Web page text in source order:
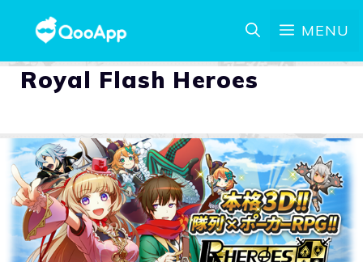
MENU
Royal Flash Heroes